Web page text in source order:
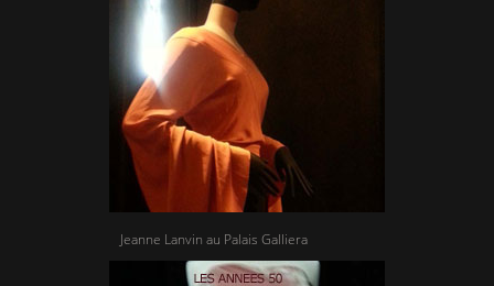
Jeanne Lanvin au Palais Galliera